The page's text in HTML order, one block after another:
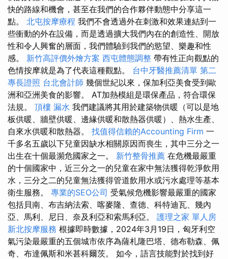
快的路線和機會，甚至在我們的合作夥伴動態中分享這一
點。 北屯按摩療程 我們不會透過外在刺激和效果連結到一
些衝動的外在設備，而是透過擴大我們內在的創造性、開放
性和令人興奮的層面，我們體驗到我們的慾望、樂趣和性
感。 新竹高評價外燴方案 西屯體態調整 帶有性正向觀點的
色情按摩就是為了代表這種觀點。 台中牙醫推薦清單 第二
專長證照 台北會計師 幾個世紀以來，保加利亞美食受到歐
洲和亞洲美食的影響。 AT加熱模組是環保產品，符合環保
法規。 頂樓 漏水 我們建議將其用於建築物供暖（可以是地
板供暖、牆壁供暖、邊緣供暖和散熱器供暖）、熱水生產、
自來水供暖和散熱器。 找值得信賴的Accounting Firm 一
千多名五歲以下兒童因缺水相關原因而喪生，其中三分之一
出生在十個最瀕危國家之一。 新竹整骨推薦 在危機最嚴重
的十個國家中，近三分之一的兒童在家中無法獲得乾淨飲用
水，三分之二的兒童無法獲得管道飲用水或污水處理等基本
衛生服務。 專業的SEO公司 受氣候危機影響最嚴重的國家
包括貝南、布吉納法索、喀麥隆、查德、科特迪瓦、幾內
亞、馬利、尼日、奈及利亞和索馬利亞。 護理之家 單人房
新北按摩服務 根據即時數據，2024年3月19日，匈牙利空
氣污染最嚴重的五個城市依序為薩札隆巴塔、德布勒森、佩
奇、布達佩斯和米甚科爾茨。 如今，語言技能對於找到好